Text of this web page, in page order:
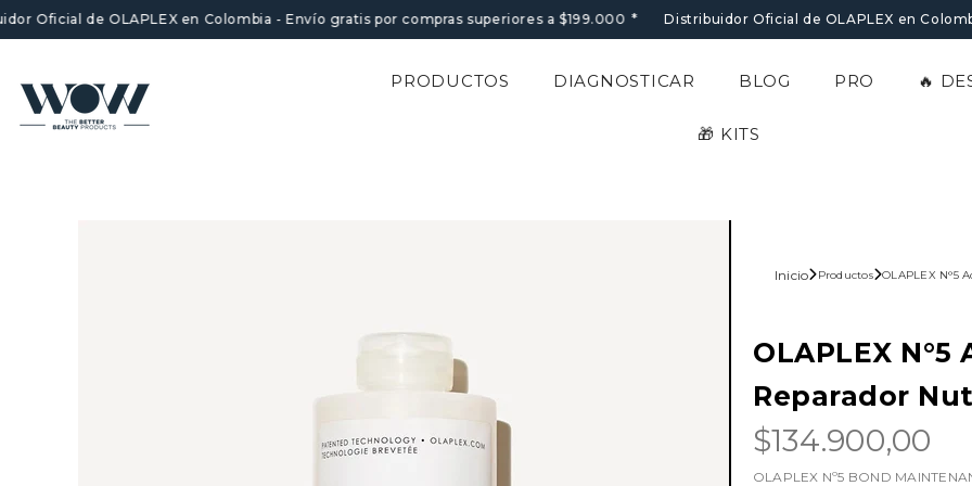
SALTAR AL CONTENIDO
Oficial de OLAPLEX en Colombia - Envío gratis por compras superiores a $199.000 * Distribuidor Oficial de OLAPLEX en
PRODUCTOS DIAGNOSTICAR BLOG PRO 🔥
🎁 KITS
Inicio Productos OLAPLEX N°5
OLAPLEX
Reparador
$134.900,00
OLAPLEX Nº5 BOND